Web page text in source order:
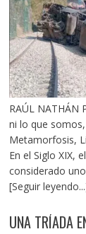
RAÚL NATHÁN
ni lo que
Metamorfosis,
En el Siglo XIX,
considerado
estratégicos a
emanados del
[Seguir
UNA TRÍADA